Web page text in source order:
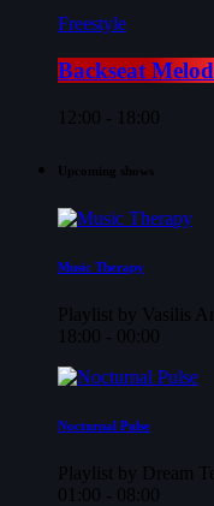
Freestyle
Backseat
12:00 - 18:00
Upcoming shows
Music Therapy
Playlist by Vasilis
18:00 - 00:00
Nocturnal Pulse
Playlist by Dream
01:00 - 08:00